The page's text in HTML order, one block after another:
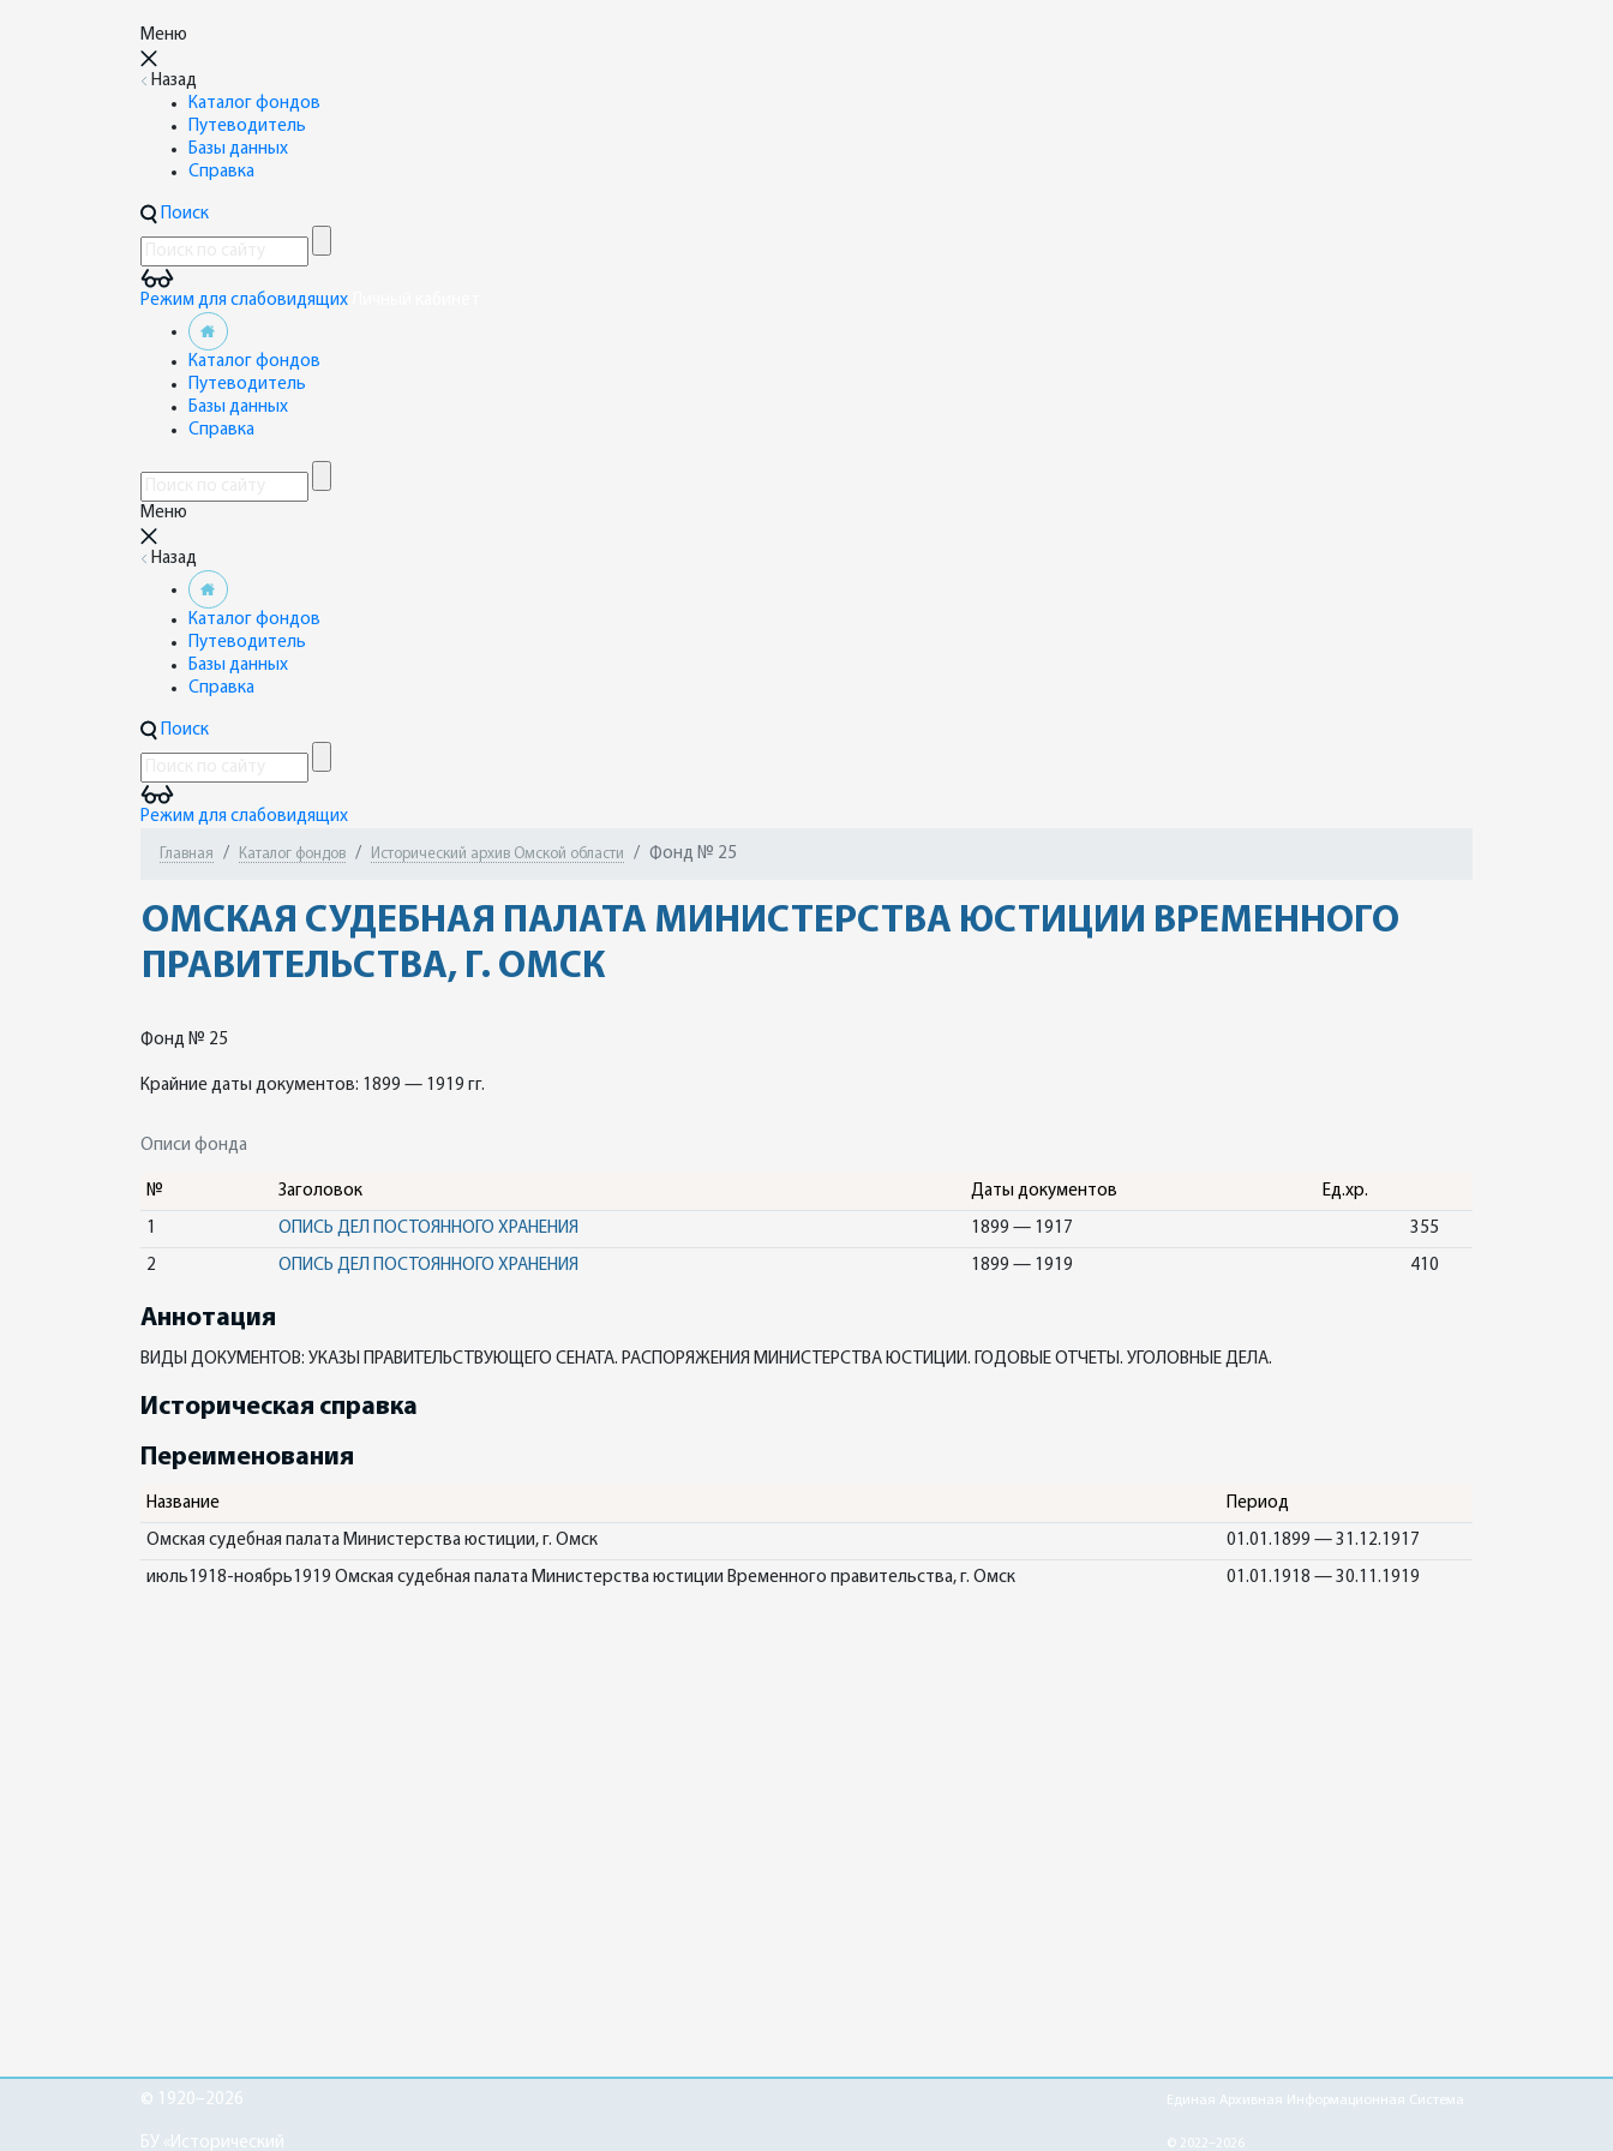
Меню
Назад
Каталог фондов
Путеводитель
Базы данных
Справка
Поиск
Режим для слабовидящих
Каталог фондов
Путеводитель
Базы данных
Справка
Меню
Назад
Каталог фондов
Путеводитель
Базы данных
Справка
Поиск
Режим для слабовидящих
Главная Каталог фондов Исторический архив Омской области Фонд № 25
ОМСКАЯ СУДЕБНАЯ ПАЛАТА МИНИСТЕРСТВА ЮСТИЦИИ ВРЕМЕННОГО
ПРАВИТЕЛЬСТВА, Г. ОМСК
Фонд № 25
Крайние даты документов: 1899 — 1919 гг.
Описи фонда
№ Заголовок Даты документов Ед.хр.
1 ОПИСЬ ДЕЛ ПОСТОЯННОГО ХРАНЕНИЯ 1899 — 1917 355
2 ОПИСЬ ДЕЛ ПОСТОЯННОГО ХРАНЕНИЯ 1899 — 1919 410
Аннотация
ВИДЫ ДОКУМЕНТОВ: УКАЗЫ ПРАВИТЕЛЬСТВУЮЩЕГО СЕНАТА. РАСПОРЯЖЕНИЯ МИНИСТЕРСТВА ЮСТИЦИИ. ГОДОВЫЕ ОТЧЕТЫ. УГОЛОВНЫЕ ДЕЛА.
Историческая справка
Переименования
Название Период
Омская судебная палата Министерства юстиции, г. Омск 01.01.1899 — 31.12.1917
июль1918-ноябрь1919 Омская судебная палата Министерства юстиции Временного правительства, г. Омск 01.01.1918 — 30.11.1919
© 1920–2026
БУ «Исторический
Единая Архивная Информационная Система
© 2022–2026